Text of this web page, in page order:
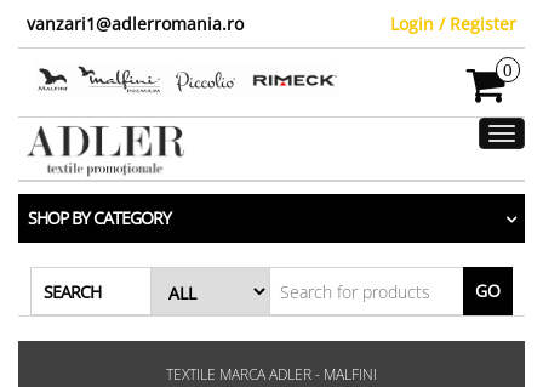
vanzari1@adlerromania.ro Login / Register
0
SHOP BY CATEGORY
SEARCH GO
TEXTILE MARCA ADLER - MALFINI